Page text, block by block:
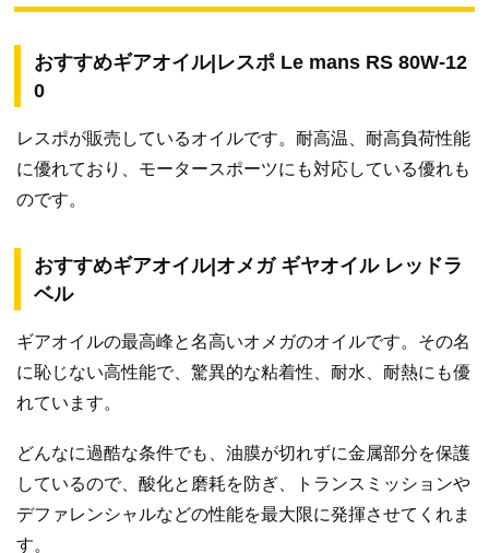
おすすめギアオイル|レスポ Le mans RS 80W-12
0
レスポが販売しているオイルです。耐高温、耐高負荷性能
に優れており、モータースポーツにも対応している優れも
のです。
おすすめギアオイル|オメガ ギヤオイル レッドラ
ベル
ギアオイルの最高峰と名高いオメガのオイルです。その名
に恥じない高性能で、驚異的な粘着性、耐水、耐熱にも優
れています。
どんなに過酷な条件でも、油膜が切れずに金属部分を保護
しているので、酸化と磨耗を防ぎ、トランスミッションや
デファレンシャルなどの性能を最大限に発揮させてくれま
す。